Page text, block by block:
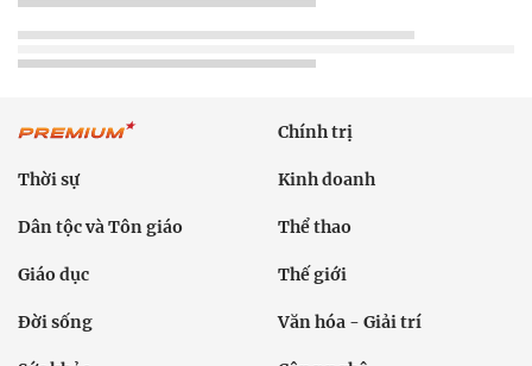
Chính trị
Thời sự Kinh doanh
Dân tộc và Tôn giáo Thể thao
Giáo dục Thế giới
Đời sống Văn hóa - Giải trí